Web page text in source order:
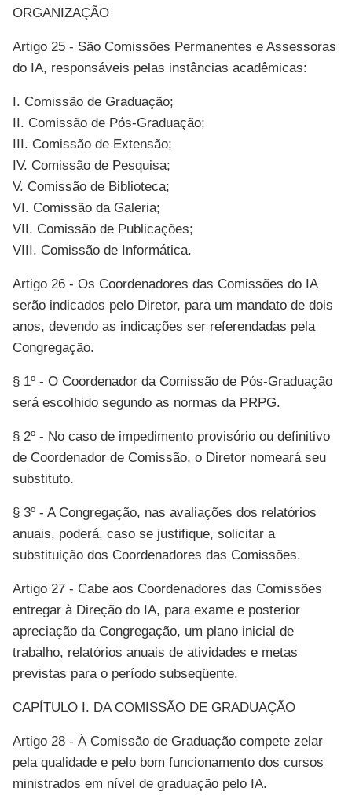
ORGANIZAÇÃO
Artigo 25 - São Comissões Permanentes e Assessoras
do IA, responsáveis pelas instâncias acadêmicas:
I. Comissão de Graduação;
II. Comissão de Pós-Graduação;
III. Comissão de Extensão;
IV. Comissão de Pesquisa;
V. Comissão de Biblioteca;
VI. Comissão da Galeria;
VII. Comissão de Publicações;
VIII. Comissão de Informática.
Artigo 26 - Os Coordenadores das Comissões do IA
serão indicados pelo Diretor, para um mandato de dois
anos, devendo as indicações ser referendadas pela
Congregação.
§ 1º - O Coordenador da Comissão de Pós-Graduação
será escolhido segundo as normas da PRPG.
§ 2º - No caso de impedimento provisório ou definitivo
de Coordenador de Comissão, o Diretor nomeará seu
substituto.
§ 3º - A Congregação, nas avaliações dos relatórios
anuais, poderá, caso se justifique, solicitar a
substituição dos Coordenadores das Comissões.
Artigo 27 - Cabe aos Coordenadores das Comissões
entregar à Direção do IA, para exame e posterior
apreciação da Congregação, um plano inicial de
trabalho, relatórios anuais de atividades e metas
previstas para o período subseqüente.
CAPÍTULO I. DA COMISSÃO DE GRADUAÇÃO
Artigo 28 - À Comissão de Graduação compete zelar
pela qualidade e pelo bom funcionamento dos cursos
ministrados em nível de graduação pelo IA.